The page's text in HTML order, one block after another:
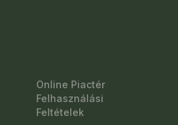
Online Piactér
Felhasználási
Feltételek